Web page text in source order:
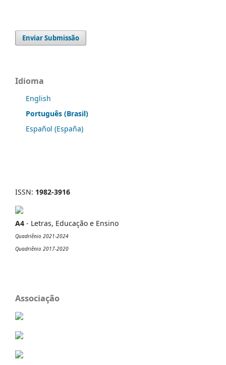
Enviar Submissão
Idioma
English
Português (Brasil)
Español (España)
ISSN: 1982-3916
A4 - Letras, Educação e Ensino
Quadriênio 2021-2024
Quadriênio 2017-2020
Associação